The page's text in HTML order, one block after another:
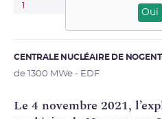
1
Oui
CENTRALE NUCLÉAIRE DE
de 1300 MWe - EDF
Le 4 novembre 2021,